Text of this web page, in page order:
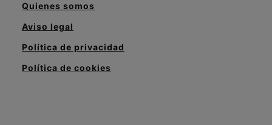
Quienes somos
Aviso legal
Política de privacidad
Política de cookies